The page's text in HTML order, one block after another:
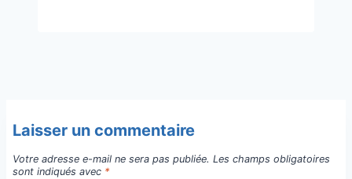
Laisser un commentaire
Votre adresse e-mail ne sera pas publiée. Les champs obligatoires
sont indiqués avec *